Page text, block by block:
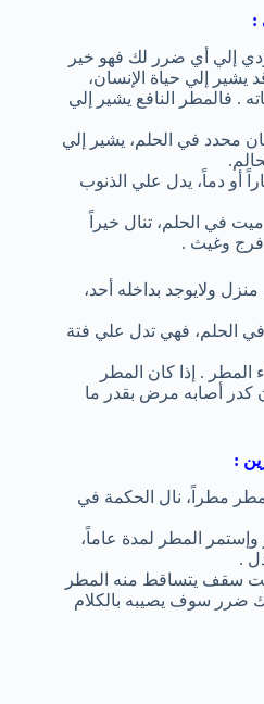
:
إلي أي ضرر لك فهو خير
إلي حياة الإنسان،
. فالمطر النافع يشير إلي
محدد في الحلم، يشير إلي
أو دماً، يدل علي الذنوب
في الحلم، تنال خيراً
وغيث .
ولايوجد بداخله أحد،
في الحلم، فهي تدل علي فتة
. إذا كان المطر
كدر أصابه مرض بقدر ما
:
مطراً، نال الحكمة في
المطر لمدة عاماً،
.
سقف يتساقط منه المطر
ضرر سوف يصيبه بالكلام